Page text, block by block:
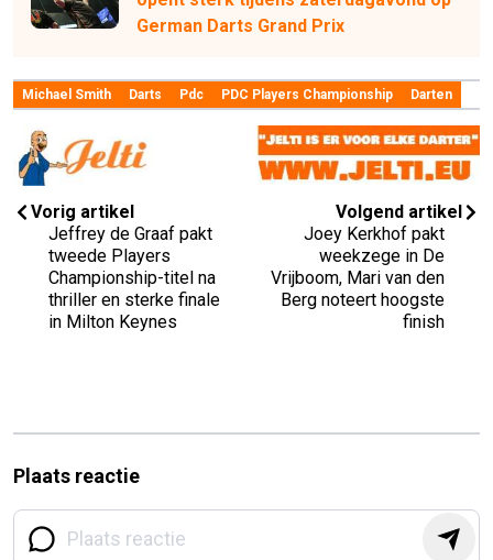
German Darts Grand Prix
Michael Smith Darts Pdc PDC Players Championship Darten
Vorig artikel
Jeffrey de Graaf pakt
tweede Players
Championship-titel na
thriller en sterke finale
in Milton Keynes
Volgend artikel
Joey Kerkhof pakt
weekzege in De
Vrijboom, Mari van den
Berg noteert hoogste
finish
Plaats reactie